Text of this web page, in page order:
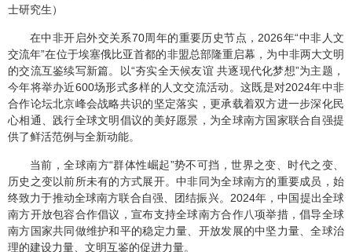
士研究生）
在中非开启外交关系70周年的重要历史节点，2026年“中非人文
交流年”在位于埃塞俄比亚首都的非盟总部隆重启幕，为中非两大文明
的交流互鉴续写新篇。以“夯实全天候友谊 共逐现代化梦想”为主题，
今年将举办近600场形式多样的人文交流活动。这既是对2024年中非
合作论坛北京峰会战略共识的坚定落实，更承载着双方进一步深化民
心相通、践行全球文明倡议的美好愿景，为全球南方国家联合自强提
供了鲜活范例与全新动能。
当前，全球南方“群体性崛起”势不可挡，世界之变、时代之变、
历史之变以前所未有的方式展开。中非同为全球南方的重要成员，始
终致力于推动全球南方联合自强、团结振兴。2024年，中国提出全球
南方开放包容合作倡议，宣布支持全球南方合作八项举措，倡导全球
南方国家共同做维护和平的稳定力量、开放发展的中坚力量、全球治
理的建设力量、文明互鉴的促进力量。